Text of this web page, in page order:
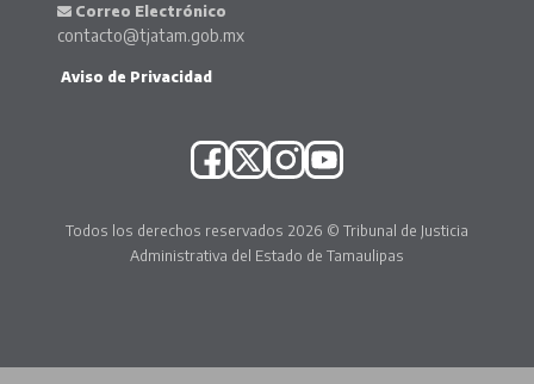
Correo Electrónico
contacto@tjatam.gob.mx
Aviso de Privacidad
Todos los derechos reservados 2026 © Tribunal de Justicia
Administrativa del Estado de Tamaulipas